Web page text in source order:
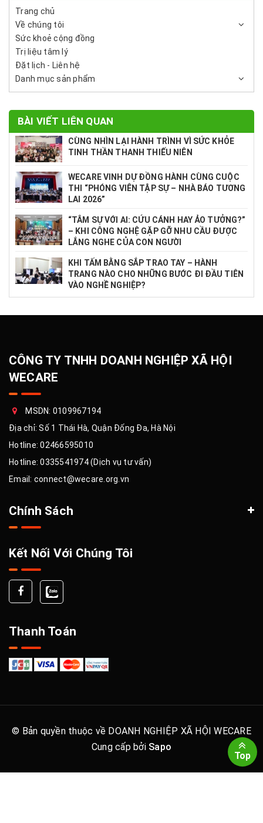
Trang chủ
Về chúng tôi
Sức khoẻ cộng đồng
Trị liệu tâm lý
Đặt lịch - Liên hệ
Danh mục sản phẩm
BÀI VIẾT LIÊN QUAN
CÙNG NHÌN LẠI HÀNH TRÌNH VÌ SỨC KHỎE
TINH THẦN THANH THIẾU NIÊN
WECARE VINH DỰ ĐỒNG HÀNH CÙNG CUỘC
THI “PHÓNG VIÊN TẬP SỰ – NHÀ BÁO TƯƠNG
LAI 2026”
“TÂM SỰ VỚI AI: CỨU CÁNH HAY ẢO TƯỞNG?”
– KHI CÔNG NGHỆ GẶP GỠ NHU CẦU ĐƯỢC
LẮNG NGHE CỦA CON NGƯỜI
KHI TẤM BẰNG SẮP TRAO TAY – HÀNH
TRANG NÀO CHO NHỮNG BƯỚC ĐI ĐẦU TIÊN
VÀO NGHỀ NGHIỆP?
CÔNG TY TNHH DOANH NGHIỆP XÃ HỘI
WECARE
MSDN: 0109967194
Địa chỉ: Số 1 Thái Hà, Quận Đống Đa, Hà Nội
Hotline:02466595010
Hotline:0335541974 (Dịch vụ tư vấn)
Email: connect@wecare.org.vn
Chính Sách
Kết Nối Với Chúng Tôi
Thanh Toán
© Bản quyền thuộc về DOANH NGHIỆP XÃ HỘI WECARE
Cung cấp bởi Sapo
Top